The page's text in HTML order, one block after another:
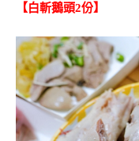
【白斬鵝頭2份】